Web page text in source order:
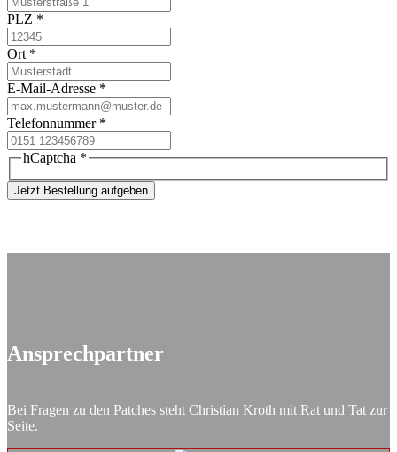
PLZ *
Ort *
E-Mail-Adresse *
Telefonnummer *
hCaptcha *
Jetzt Bestellung aufgeben
Ansprechpartner
Bei Fragen zu den Patches steht Christian Kroth mit Rat und Tat zur
Seite.